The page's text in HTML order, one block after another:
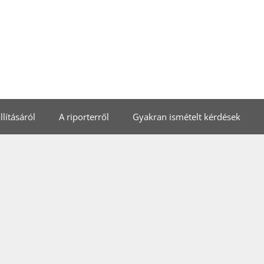
A riporterről Gyakran ismételt kérdések